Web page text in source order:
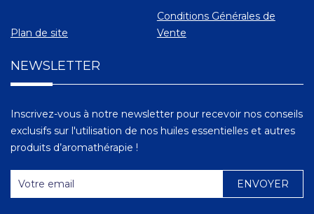
Plan de site
Conditions Générales de
Vente
NEWSLETTER
Inscrivez-vous à notre newsletter pour recevoir nos conseils
exclusifs sur l'utilisation de nos huiles essentielles et autres
produits d’aromathérapie !